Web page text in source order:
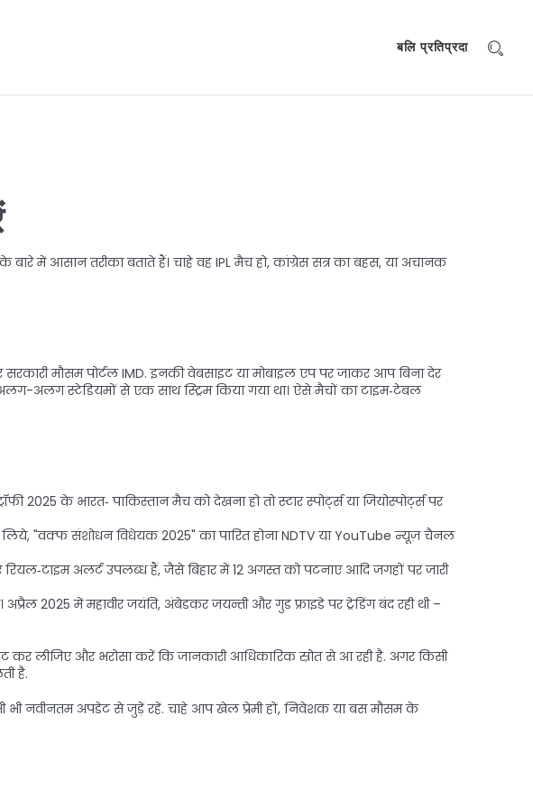
बलि प्रतिप्रदा
में आसान तरीका बताते हैं। चाहे वह IPL मैच हो, कांग्रेस सत्र का बहस, या अचानक
मौसम पोर्टल IMD. इनकी वेबसाइट या मोबाइल एप पर जाकर आप बिना देर
अलग स्टेडियमों से एक साथ स्ट्रिम किया गया था। ऐसे मैचों का टाइम‑टेबल
के भारत‑ पाकिस्तान मैच को देखना हो तो स्टार स्पोर्ट्स या जियोस्पोर्ट्स पर
लिये, "वक्फ संशोधन विधेयक 2025" का पारित होना NDTV या YouTube न्यूज़ चैनल
अलर्ट उपलब्ध हैं, जैसे बिहार में 12 अगस्त को पटनाए आदि जगहों पर जारी
2025 में महावीर जयंति, अंबेडकर जयन्ती और गुड फ्राइडे पर ट्रेडिंग बंद रही थी –
लीजिए और भरोसा करें कि जानकारी आधिकारिक स्रोत से आ रही है. अगर किसी
है.
नवीनतम अपडेट से जुड़ें रहें. चाहे आप खेल प्रेमी हों, निवेशक या बस मौसम के